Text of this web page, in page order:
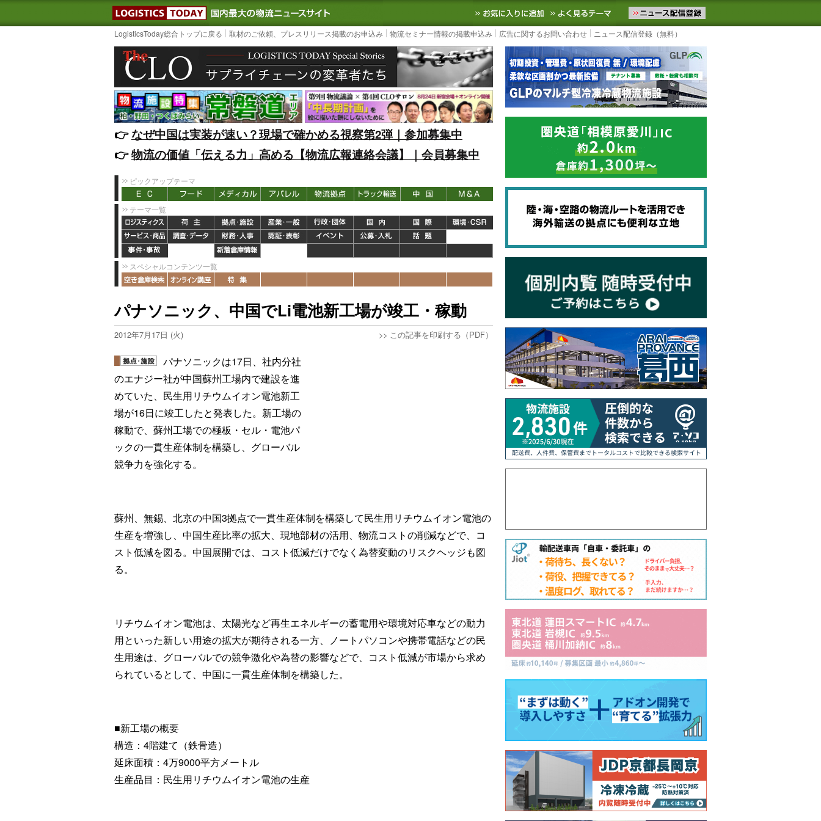
LOGISTICS TODAY｜国内最大の物流ニュースサイト3PL, SCMなど国内外の最新の物流ニュースをお届けします。物流ニュースメール配信を登録す
お気に入りに追加 よく見るテーマ
LogisticsToday総合トップに戻る 取材のご依頼、プレスリリース掲載のお申込み 物流セミナー情報の掲載申込み 広告に関するお問い合わせ ニュース配信登録（無料）
👉️なぜ中国は実装が速い？現場で確かめる視察第2弾｜参加募集中
👉️物流の価値「伝える力」高める【物流広報連絡会議】｜会員募集中
ピックアップテーマ
テーマ一覧
スペシャルコンテンツ一覧
パナソニック、中国でLi電池新工場が竣工・稼動
2012年7月17日 (火) >> この記事を印刷する（PDF）
パナソニックは17日、社内分社
のエナジー社が中国蘇州工場内で建設を進
めていた、民生用リチウムイオン電池新工
場が16日に竣工したと発表した。新工場の
稼動で、蘇州工場での極板・セル・電池パ
ックの一貫生産体制を構築し、グローバル
競争力を強化する。
蘇州、無錫、北京の中国3拠点で一貫生産体制を構築して民生用リチウムイオン電池の
生産を増強し、中国生産比率の拡大、現地部材の活用、物流コストの削減などで、コ
スト低減を図る。中国展開では、コスト低減だけでなく為替変動のリスクヘッジも図
る。
リチウムイオン電池は、太陽光など再生エネルギーの蓄電用や環境対応車などの動力
用といった新しい用途の拡大が期待される一方、ノートパソコンや携帯電話などの民
生用途は、グローバルでの競争激化や為替の影響などで、コスト低減が市場から求め
られているとして、中国に一貫生産体制を構築した。
■新工場の概要
構造：4階建て（鉄骨造）
延床面積：4万9000平方メートル
生産品目：民生用リチウムイオン電池の生産